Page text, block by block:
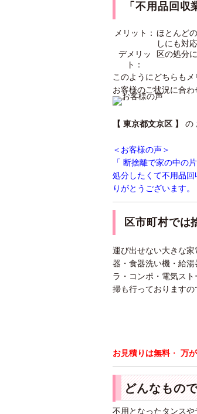
「不用品回
メリット： ほとんど
しにも対応
デメリッ
ト：
区の処分
このようにどちらもメ
お客様のご状況に合
【 東京都文京区 】 の
＜お客様の声＞
「 断捨離で家の中の
処分したくて不用品
りがとうございます。
区市町村では
運び出せない大きな
器・食器洗い機・給
ラ・コンポ・電気ス
掃も行っておりますの
お見積りは無料・ 万
どんなもの
不用となったタンスや